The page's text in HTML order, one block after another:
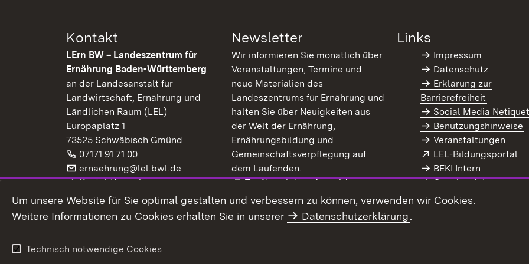
Kontakt
LErn BW – Landeszentrum für
Ernährung Baden-Württemberg
an der Landesanstalt für
Landwirtschaft, Ernährung und
Ländlichen Raum (LEL)
Europaplatz 1
73525 Schwäbisch Gmünd
Telefon:
07171 91 71 00 (Öffnet in neuem Fenster)
E-Mail:
ernaehrung@lel.bwl.de (Öffnet in neuem Fenster)
Kontaktformular
Extern:
LinkedIn (Öffnet in neuem Fenster)
Newsletter
Wir informieren Sie monatlich über
Veranstaltungen, Termine und
neue Materialien des
Landeszentrums für Ernährung und
halten Sie über Neuigkeiten aus
der Welt der Ernährung,
Ernährungsbildung und
Gemeinschaftsverpflegung auf
dem Laufenden.
Extern:
Zur Newsletter-Anmeldung(Öffnet in neuem Fenster)
Newsletter-Archiv
Links
Impressum
Datenschutz
Erklärung zur
Barrierefreiheit
Social Media
Benutzungshinweise
Veranstaltungen
Extern:
LEL-Bildungsportal
BEKI Intern
Coaches Intern
Intranet
Um unsere Website für Sie optimal gestalten und verbessern zu können, verwenden wir Cookies.
Weitere Informationen zu Cookies erhalten Sie in unserer
Datenschutzerklärung.
Technisch notwendige Cookies